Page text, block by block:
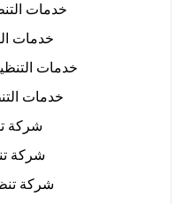
خدمات
خدمات
خدمات
خدمات
شركة
شركة
شركة